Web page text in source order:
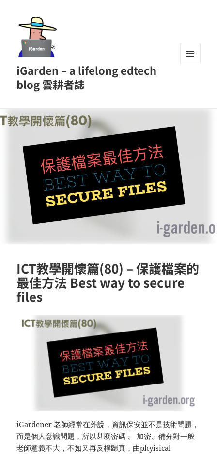
iGarden – a lifelong edtech
blog 雲耕者誌
ICT教學開懷篇(80) – 保護檔案的
最佳方法 Best way to secure
files
iGardener 老師經常在外說，資訊保安並不是技術問題，
而是個人意識問題，所以甚麼密碼 、 加密、備分對一般
老師意義不大，不如又再反樸歸真，由phyisical